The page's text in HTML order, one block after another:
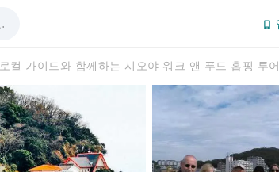
로컬 가이드와 함께하는 시오야 워크 앤 푸드 홉핑 투